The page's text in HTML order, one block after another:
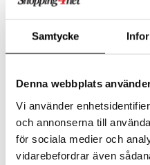
Samtycke
Denna webbplats
Vi använder
och annonserna till
för sociala medier och
vidarebefordrar även
Luo uusi asiakas
Hyviä tarjouksia
Kestotilaus
Arvostele tuotteita
Toivelistat